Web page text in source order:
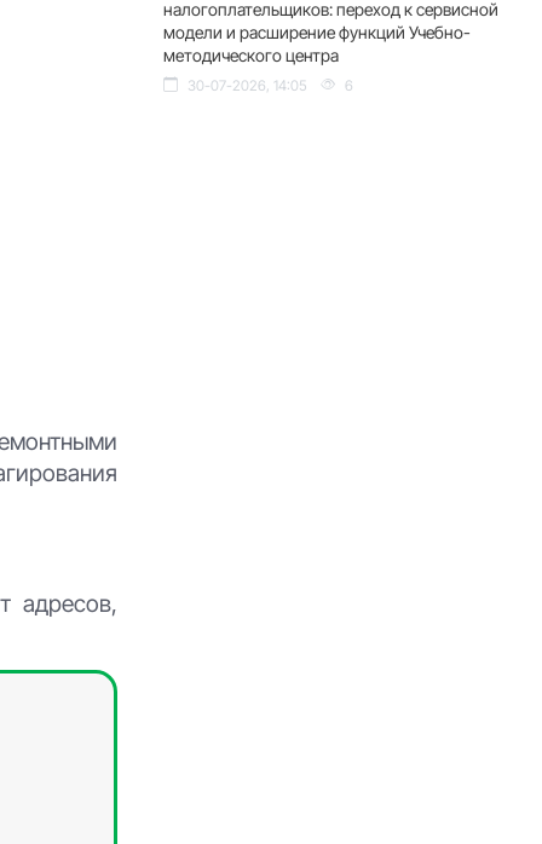
адресов,
налогоплательщиков: переход к сервисной
модели и расширение функций Учебно-
методического центра
30-07-2026, 14:05 6